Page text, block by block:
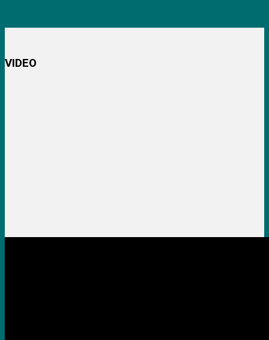
VIDEO